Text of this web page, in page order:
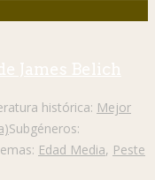
James Belich
histórica: Mejor
Subgéneros:
Edad Media, Peste